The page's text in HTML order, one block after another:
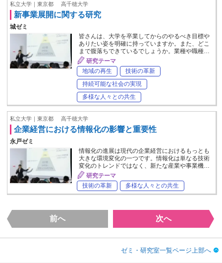
私立大学｜東京都 高千穂大学
新事業展開に関する研究
城ゼミ
皆さんは、大学を卒業してからのやるべき目標や
ありたい姿を明確に持っていますか。また、どこ
まで腹落ちできているでしょうか。業種や職種…
研究テーマ
地域の再生
技術の革新
持続可能な社会の実現
多様な人々との共生
私立大学｜東京都 高千穂大学
企業経営における情報化の影響と重要性
永戸ゼミ
情報化の進展は現代の企業経営におけるもっとも
大きな環境変化の一つです。情報化は単なる技術
変化のトレンドではなく、新たな産業や事業機…
研究テーマ
技術の革新
多様な人々との共生
前へ 次へ
ゼミ・研究室一覧ページ上部へ